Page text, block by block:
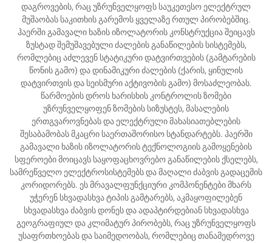
დაგროვების, რაც უზრუნველყოფს საუკეთესო ელექტრულ
მუშაობას საკითხის გარემოს ყველაზე რთულ პირობებშიც.
ჰაერში გამავალი ხაზის იზოლატორის კონსტრუქცია შეიცავს
ზუსტად შემუშავებული ძალების განაწილების სისტემებს,
რომლებიც აძლევენ სტატიკური დატვირთვების (გამტარების
წონის გამო) და დინამიკური ძალების (ქარის, ყინულის
დატვირთვის და სეისმური აქტივობის გამო) მოსაძლეობას.
წარმოების დროს ხარისხის კონტროლის ზომები
უზრუნველყოფენ ზომების სიზუსტეს, მასალების
ერთგვაროვნებას და ელექტრული მახასიათებლების
შესაბამობას მკაცრი საერთაშორისო სტანდარტებს. ჰაერში
გამავალი ხაზის იზოლატორის ტექნოლოგიის გამოყენების
სფეროები მოიცავს საყოფაცხოვრებო განაწილების ქსელებს,
სამრეწველო ელექტროსისტემებს და მაღალი ძაბვის გადაცემის
კორიდორებს. ეს მრავალფუნქციური კომპონენტები მხარს
უჭერენ სხვადასხვა ტიპის გამტარებს, აკმაყოფილებენ
სხვადასხვა ძაბვის დონეს და ადაპტირდებიან სხვადასხვა
გეოგრაფიულ და კლიმატურ პირობებს, რაც უზრუნველყოფს
უსაფრთხოებას და საიმედოობას, რომლებიც თანამედროვე